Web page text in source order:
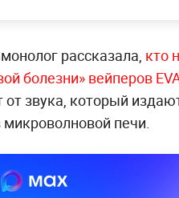
рассказала, кто
болезни» вейперов
от звука, который
микроволновой печи.